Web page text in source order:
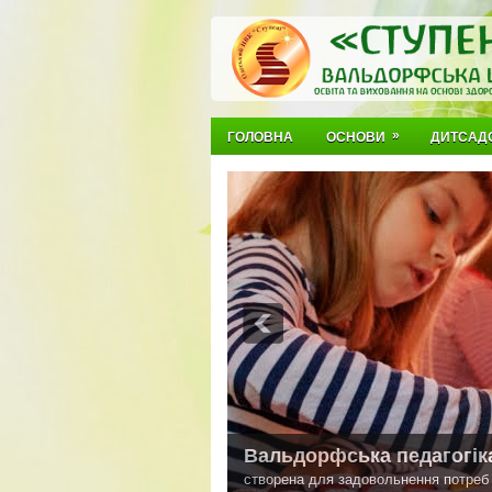
ГОЛОВНА ОСНОВИ »
має на меті розвиток її власного потенціалу. - це среда для